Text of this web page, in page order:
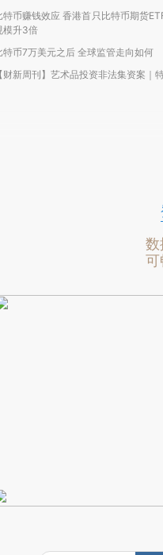
特币赚钱效应 香港首只比特币期货
模升3倍
特币7万美元之后 全球监管走向如何
【财新周刊】艺术品投资非法集资案｜
数
可